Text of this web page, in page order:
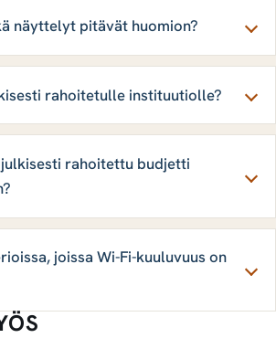
näyttelyt pitävät huomion?
rahoitetulle instituutiolle?
rahoitettu budjetti
joissa Wi-Fi-kuuluvuus on